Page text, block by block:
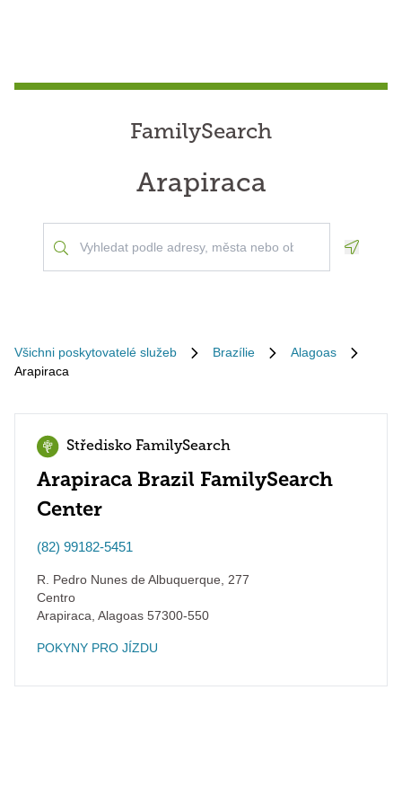
FamilySearch
Arapiraca
Všichni poskytovatelé služeb Brazílie
Alagoas
Arapiraca
Středisko FamilySearch
Arapiraca Brazil FamilySearch
Center
(82) 99182-5451
R. Pedro Nunes de Albuquerque, 277
Centro
Arapiraca Alagoas 57300-550
POKYNY PRO JÍZDU